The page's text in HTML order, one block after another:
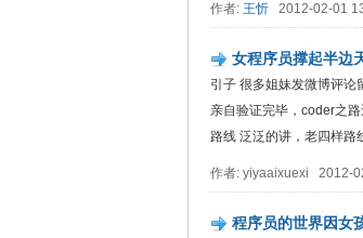
作者: 王忻 2012-02-01
女程序员撑起半边
引子 很多姐妹发微博评
亲自验证完毕，coder之
路线 泛泛的讲，老四样路
作者: yiyaaixuexi 2012-
程序员的世界因女